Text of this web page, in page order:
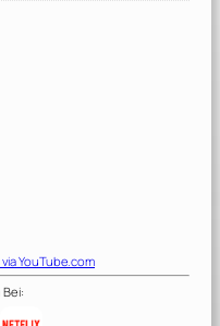
via YouTube.com